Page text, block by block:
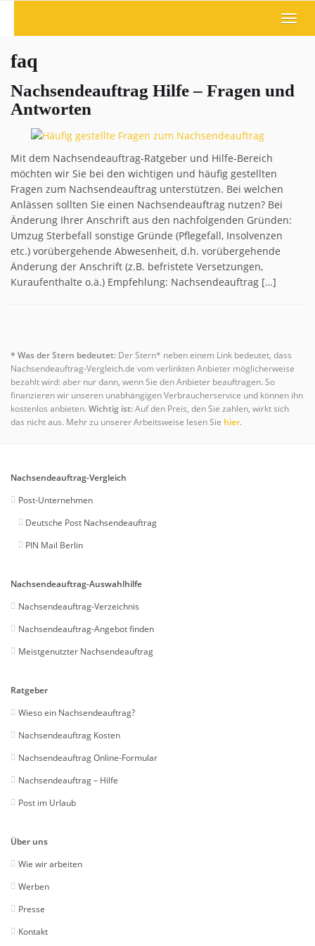
main
content
faq
Nachsendeauftrag Hilfe – Fragen und
Antworten
Mit dem Nachsendeauftrag-Ratgeber und Hilfe-Bereich
möchten wir Sie bei den wichtigen und häufig gestellten
Fragen zum Nachsendeauftrag unterstützen. Bei welchen
Anlässen sollten Sie einen Nachsendeauftrag nutzen? Bei
Änderung Ihrer Anschrift aus den nachfolgenden Gründen:
Umzug Sterbefall sonstige Gründe (Pflegefall, Insolvenzen
etc.) vorübergehende Abwesenheit, d.h. vorübergehende
Änderung der Anschrift (z.B. befristete Versetzungen,
Kuraufenthalte o.ä.) Empfehlung: Nachsendeauftrag […]
* Was der Stern bedeutet: Der Stern* neben einem Link bedeutet, dass
Nachsendeauftrag-Vergleich.de vom verlinkten Anbieter möglicherweise
bezahlt wird: aber nur dann, wenn Sie den Anbieter beauftragen. So
finanzieren wir unseren unabhängigen Verbraucherservice und können ihn
kostenlos anbieten. Wichtig ist:Auf den Preis, den Sie zahlen, wirkt sich
das nicht aus. Mehr zu unserer Arbeitsweise lesen Sie hier.
Nachsendeauftrag-Vergleich
Post-Unternehmen
Deutsche Post Nachsendeauftrag
PIN Mail Berlin
Nachsendeauftrag-Auswahlhilfe
Nachsendeauftrag-Verzeichnis
Nachsendeauftrag-Angebot finden
Meistgenutzter Nachsendeauftrag
Ratgeber
Wieso ein Nachsendeauftrag?
Nachsendeauftrag Kosten
Nachsendeauftrag Online-Formular
Nachsendeauftrag – Hilfe
Post im Urlaub
Über uns
Wie wir arbeiten
Werben
Presse
Kontakt